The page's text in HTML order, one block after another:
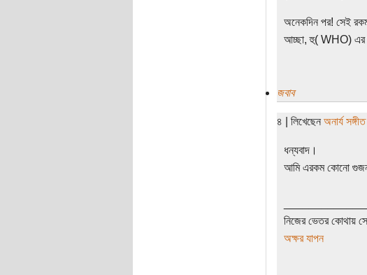
অনেকদিন পর! সেই
আচ্ছা, হু( WHO) এর
জবাব
৪ | লিখেছেন অনার্য সঙ্গীত
ধন্যবাদ।
আমি এরকম কোনো গুজন
নিজের ভেতর কোথায়
অক্ষর যাপন